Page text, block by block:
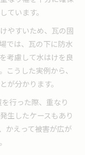
対策方法
防ポイント
まいづくり
暮らし向上
な対策例
ています。
やすいため、瓦の固
では、瓦の下に防水
考慮して水はけを良
こうした実例から、
が分かります。
行った際、重なり
生したケースもあり
かえって被害が広が